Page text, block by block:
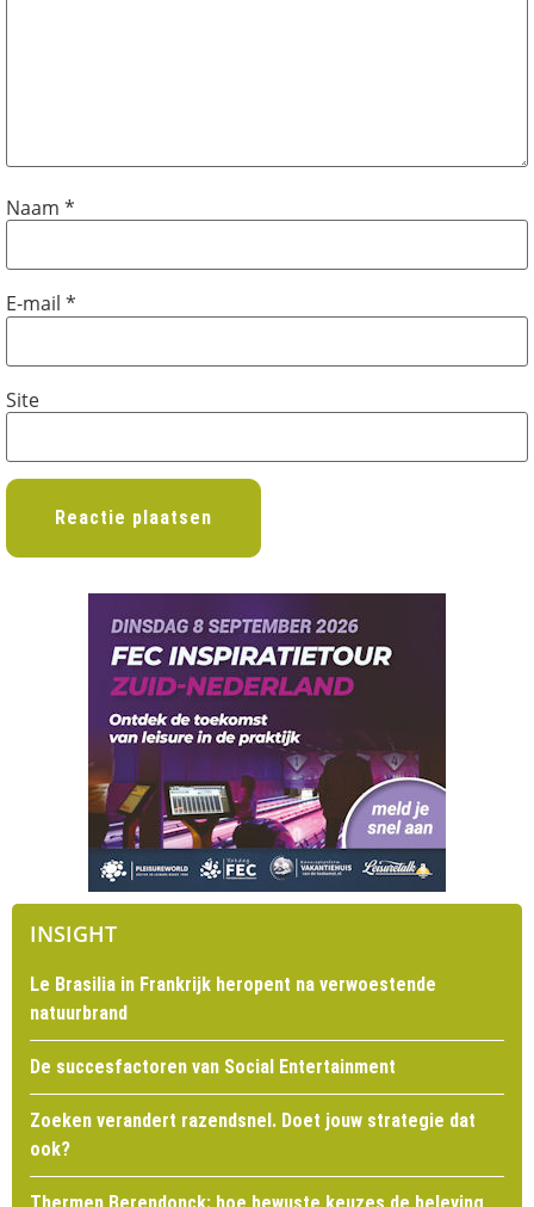
Naam *
E-mail *
Site
INSIGHT
Le Brasilia in Frankrijk heropent na verwoestende
natuurbrand
De succesfactoren van Social Entertainment
Zoeken verandert razendsnel. Doet jouw strategie dat
ook?
Thermen Berendonck: hoe bewuste keuzes de beleving